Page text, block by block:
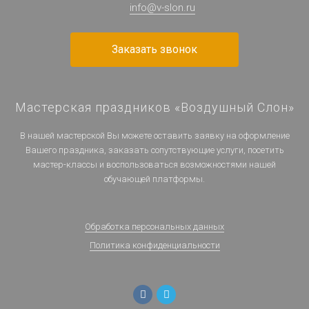
info@v-slon.ru
Заказать звонок
Мастерская праздников «Воздушный Слон»
В нашей мастерской Вы можете оставить заявку на оформление
Вашего праздника, заказать сопутствующие услуги, посетить
мастер-классы и воспользоваться возможностями нашей
обучающей платформы.
Обработка персональных данных
Политика конфиденциальности